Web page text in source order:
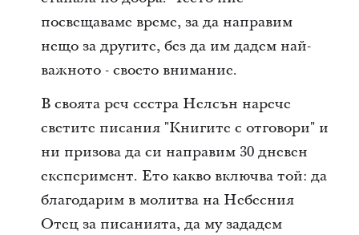
посвещаваме време, за да направим
нещо за другите, без да им дадем най-
важното - своето внимание.
В своята реч сестра Нелсън нарече
светите писания "Книгите с отговори" и
ни призова да си направим 30 дневен
експеримент. Ето какво включва той: да
благодарим в молитва на Небесния
Отец за писанията, да му зададем